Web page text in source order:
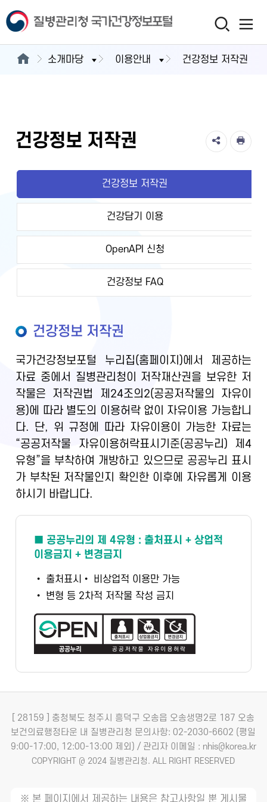
소개마당 이용안내 건강정보 저작권
건강정보 저작권
건강정보 저작권
건강담기 이용
OpenAPI 신청
건강정보 FAQ
건강정보 저작권
국가건강정보포털 누리집(홈페이지)에서 제공하는
자료 중에서 질병관리청이 저작재산권을 보유한 저
작물은 저작권법 제24조의2(공공저작물의 자유이
용)에 따라 별도의 이용허락 없이 자유이용 가능합니
다. 단, 위 규정에 따라 자유이용이 가능한 자료는
“공공저작물 자유이용허락표시기준(공공누리) 제4
유형”을 부착하여 개방하고 있으므로 공공누리 표시
가 부착된 저작물인지 확인한 이후에 자유롭게 이용
하시기 바랍니다.
■ 공공누리의 제 4유형 : 출처표시 + 상업적
이용금지 + 변경금지
• 출처표시 • 비상업적 이용만 가능
• 변형 등 2차적 저작물 작성 금지
[ 28159 ] 충청북도 청주시 흥덕구 오송읍 오송생명2로 187 오송
보건의료행정타운 내 질병관리청 문의사항: 02-2030-6602 (평일
9:00-17:00, 12:00-13:00 제외) / 관리자 이메일 : nhis@korea.kr
COPYRIGHT @ 2024 질병관리청. ALL RIGHT RESERVED
※ 본 페이지에서 제공하는 내용은 참고사항일 뿐 게시물